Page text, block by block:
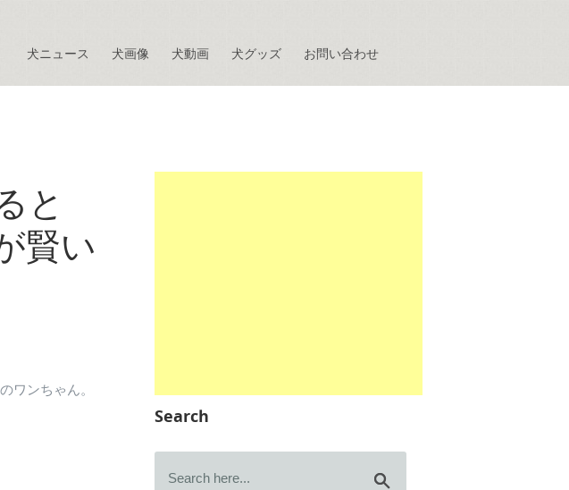
犬ニュース 犬画像 犬動画 犬グッズ お問い合わせ
と
賢い
ワンちゃん。
Search